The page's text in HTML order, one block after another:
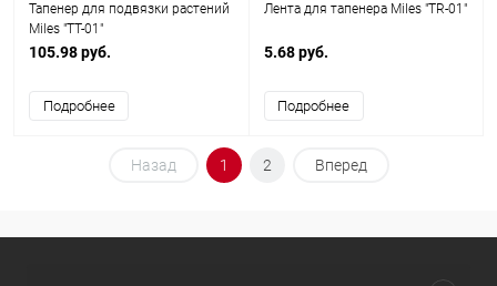
Тапенер для подвязки растений
Miles "TT-01"
105.98 руб.
Подробнее
Лента для тапенера Miles "TR-01"
5.68 руб.
Подробнее
Назад 1 2 Вперед